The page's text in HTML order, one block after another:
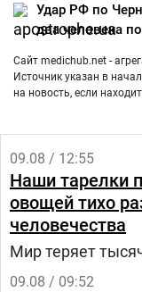
Удар РФ по
два человека
Сайт medichub.net -
Источник указан в
на новость, если
09.08 / 12:55
Наши тарелки
овощей тихо
человечества
Мир теряет
09.08 / 09:52